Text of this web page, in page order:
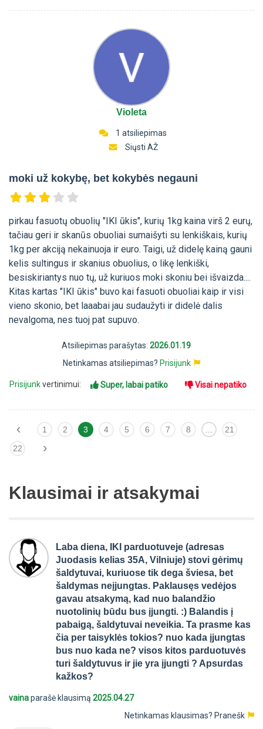
Violeta
1 atsiliepimas
Siųsti AŽ
moki už kokybę, bet kokybės negauni
pirkau fasuotų obuolių "IKI ūkis", kurių 1kg kaina virš 2 eurų,
tačiau geri ir skanūs obuoliai sumaišyti su lenkiškais, kurių
1kg per akciją nekainuoja ir euro. Taigi, už didelę kainą gauni
kelis sultingus ir skanius obuolius, o likę lenkiški,
besiskiriantys nuo tų, už kuriuos moki skoniu bei išvaizda....
Kitas kartas "IKI ūkis" buvo kai fasuoti obuoliai kaip ir visi
vieno skonio, bet laaabai jau sudaužyti ir didelė dalis
nevalgoma, nes tuoj pat supuvo.
Atsiliepimas parašytas: 2026.01.19
Netinkamas atsiliepimas? Prisijunk
Prisijunkvertinimui: Super, labai patiko Visai nepatiko
‹ 1 2 3 4 5 6 7 8 ...
21
22
›
Klausimai ir atsakymai
Laba diena, IKI parduotuveje (adresas
Juodasis kelias 35A, Vilniuje) stovi gėrimų
šaldytuvai, kuriuose tik dega šviesa, bet
šaldymas neįjungtas. Paklausęs vedėjos
gavau atsakymą, kad nuo balandžio
nuotolinių būdu bus įjungti. :) Balandis į
pabaigą, šaldytuvai neveikia. Ta prasme kas
čia per taisyklės tokios? nuo kada įjungtas
bus nuo kada ne? visos kitos parduotuvės
turi šaldytuvus ir jie yra įjungti ? Apsurdas
kažkos?
vainaparašė klausimą 2025.04.27
Netinkamas klausimas? Pranešk